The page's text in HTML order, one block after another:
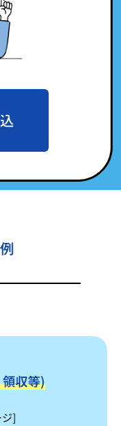
収等)
]